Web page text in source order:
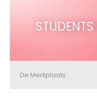
De Merkplaats